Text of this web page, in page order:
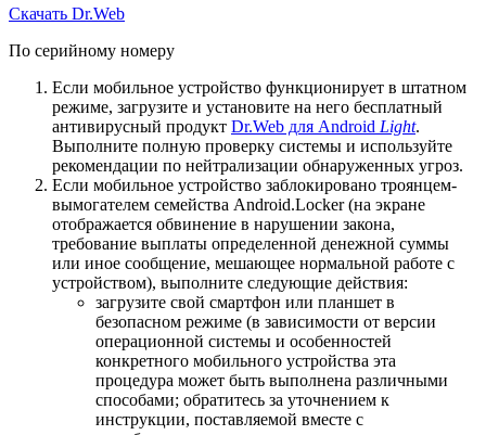
Скачать Dr.Web
По серийному номеру
Если мобильное устройство функционирует в штатном
режиме, загрузите и установите на него бесплатный
антивирусный продукт Dr.Web для Android Light.
Выполните полную проверку системы и используйте
рекомендации по нейтрализации обнаруженных угроз.
Если мобильное устройство заблокировано троянцем-
вымогателем семейства Android.Locker (на экране
отображается обвинение в нарушении закона,
требование выплаты определенной денежной суммы
или иное сообщение, мешающее нормальной работе с
устройством), выполните следующие действия:
загрузите свой смартфон или планшет в
безопасном режиме (в зависимости от версии
операционной системы и особенностей
конкретного мобильного устройства эта
процедура может быть выполнена различными
способами; обратитесь за уточнением к
инструкции, поставляемой вместе с